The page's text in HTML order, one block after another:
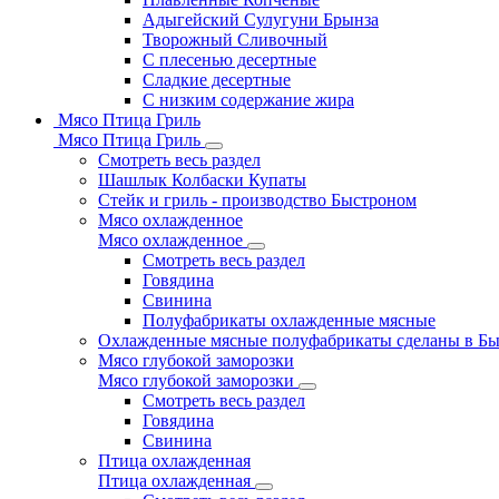
Адыгейский Сулугуни Брынза
Творожный Сливочный
С плесенью десертные
Сладкие десертные
С низким содержание жира
Мясо Птица Гриль
Мясо Птица Гриль
Смотреть весь раздел
Шашлык Колбаски Купаты
Стейк и гриль - производство Быстроном
Мясо охлажденное
Мясо охлажденное
Смотреть весь раздел
Говядина
Свинина
Полуфабрикаты охлажденные мясные
Охлажденные мясные полуфабрикаты сделаны в
Мясо глубокой заморозки
Мясо глубокой заморозки
Смотреть весь раздел
Говядина
Свинина
Птица охлажденная
Птица охлажденная